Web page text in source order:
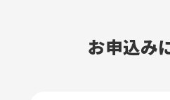
お申込み